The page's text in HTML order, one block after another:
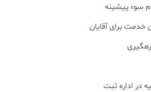
سوء پیشینه
خدمت برای آقایان
در اداره ثبت